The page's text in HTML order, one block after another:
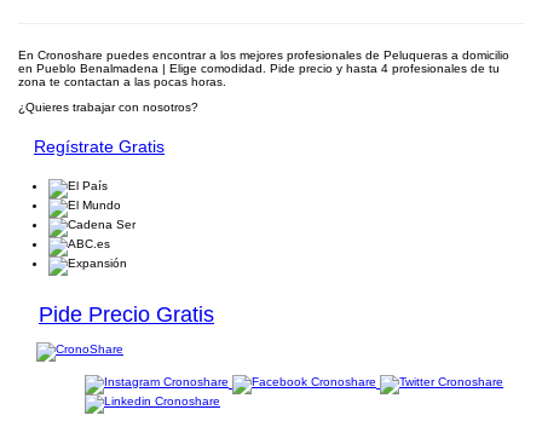
En Cronoshare puedes encontrar a los mejores profesionales de Peluqueras a domicilio
en Pueblo Benalmadena | Elige comodidad. Pide precio y hasta 4 profesionales de tu
zona te contactan a las pocas horas.
¿Quieres trabajar con nosotros?
Regístrate Gratis
Pide Precio Gratis